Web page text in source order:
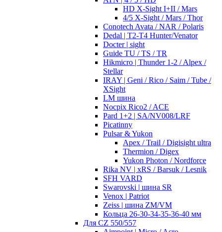
HD X-Sight I+II / Mars
4/5 X-Sight / Mars / Thor
Conotech Avata / NAR / Polaris
Dedal | T2-T4 Hunter/Venator
Docter | sight
Guide TU / TS / TR
Hikmicro | Thunder 1-2 / Alpex /
Stellar
IRAY | Geni / Rico / Saim / Tube /
XSight
LM шина
Nocpix Rico2 / ACE
Pard 1+2 | SA/NV008/LRF
Picatinny
Pulsar & Yukon
Apex / Trail / Digisight ultra
Thermion / Digex
Yukon Photon / Nordforce
Rika NV | xRS / Barsuk / Lesnik
SFH VARD
Swarovski | шина SR
Venox | Patriot
Zeiss | шина ZM/VM
Кольца 26-30-34-35-36-40 мм
Для CZ 550/557